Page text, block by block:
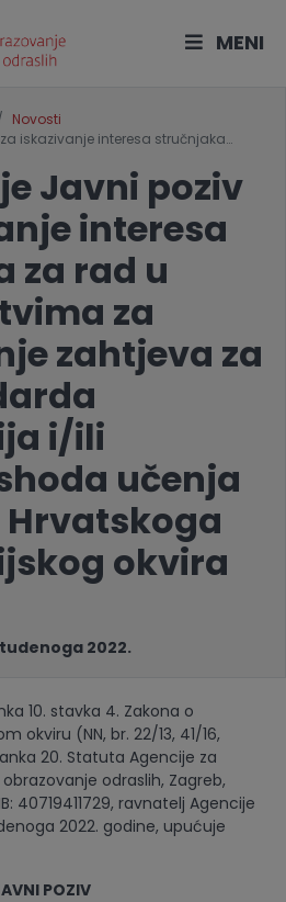
MENI
Novosti
iskazivanje interesa stručnjaka…
Javni poziv
interesa
za rad u
za
zahtjeva za
i/ili
učenja
Hrvatskoga
okvira
2022.
10. stavka 4. Zakona o
okviru (NN, br. 22/13, 41/16,
20. Statuta Agencije za
odraslih, Zagreb,
40719411729, ravnatelj Agencije
2022. godine, upućuje
POZIV